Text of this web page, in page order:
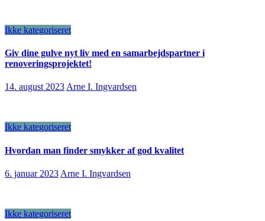
Ikke kategoriseret
Giv dine gulve nyt liv med en samarbejdspartner i
renoveringsprojektet!
14. august 2023Arne I. Ingvardsen
Ikke kategoriseret
Hvordan man finder smykker af god kvalitet
6. januar 2023 Arne I. Ingvardsen
Ikke kategoriseret